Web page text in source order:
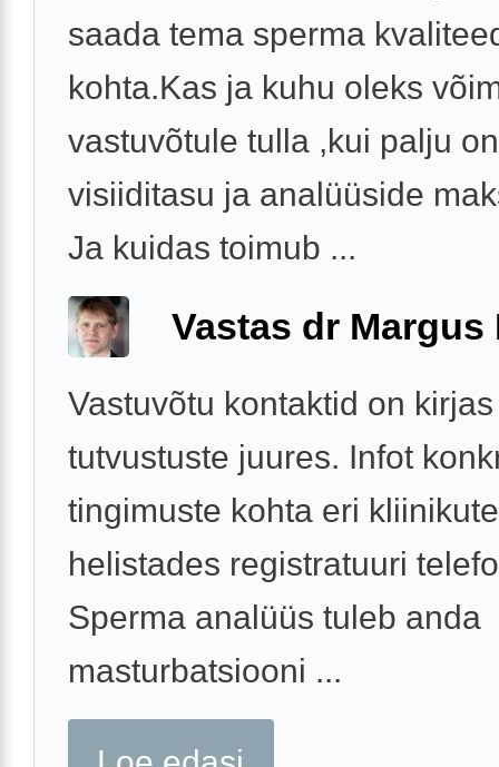
saada tema sperma
kohta.Kas ja kuhu oleks
vastuvõtule tulla ,kui palju on
visiiditasu ja analüüside
Ja kuidas toimub ...
Vastas dr Margus
Vastuvõtu kontaktid on
tutvustuste juures. Infot
tingimuste kohta eri
helistades registratuuri
Sperma analüüs tuleb anda
masturbatsiooni ...